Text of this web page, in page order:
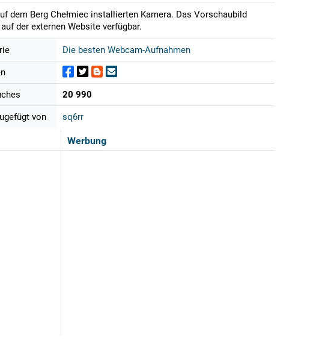
dem Berg Chełmiec installierten Kamera. Das Vorschaubild
der externen Website verfügbar.
Die besten Webcam-Aufnahmen
20 990
von sq6rr
Werbung